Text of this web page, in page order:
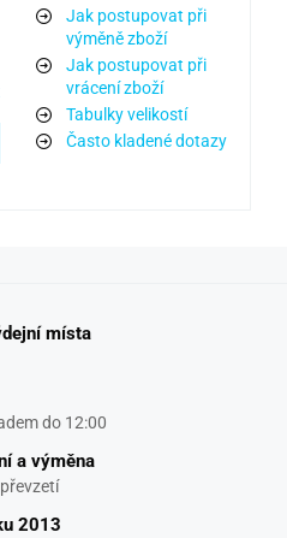
Jak postupovat při
výměně zboží
Jak postupovat při
vrácení zboží
Tabulky velikostí
Často kladené dotazy
místa
do 12:00
a výměna
2013